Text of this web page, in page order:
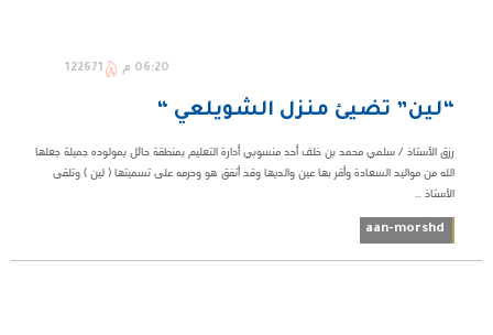
06:20 م 122671
“لين” تضيئ منزل الشويلعي “
رزق الأستاذ / سلمي محمد بن خلف أحد منسوبي أدارة التعليم بمنطقة حائل بمولوده جميلة جعلها
الله من مواليد السعادة وأقر بها عين والديها وقد أتفق هو وحرمه على تسميتها ( لين ) وتلقى
الأستاذ ...
aan-morshd